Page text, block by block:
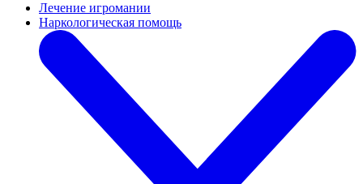
Лечение игромании
Наркологическая помощь